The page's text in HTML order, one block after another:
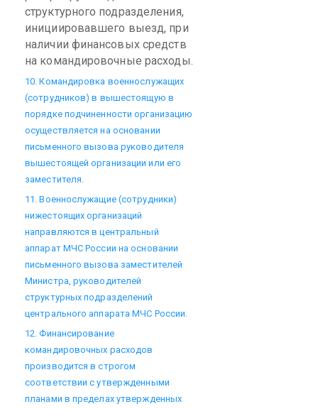
структурного подразделения,
инициировавшего выезд, при
наличии финансовых средств
на командировочные расходы.
10. Командировка военнослужащих
(сотрудников) в вышестоящую в
порядке подчиненности организацию
осуществляется на основании
письменного вызова руководителя
вышестоящей организации или его
заместителя.
11. Военнослужащие (сотрудники)
нижестоящих организаций
направляются в центральный
аппарат МЧС России на основании
письменного вызова заместителей
Министра, руководителей
структурных подразделений
центрального аппарата МЧС России.
12. Финансирование
командировочных расходов
производится в строгом
соответствии с утвержденными
планами в пределах утвержденных